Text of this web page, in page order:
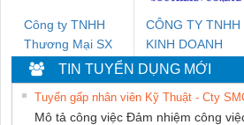
Công ty TNHH
Thương Mại SX
Ba Miền
CÔNG TY TNHH
KINH DOANH
DỊCH VỤ XNK
PHƯƠNG NAM
TIN TUYỂN DỤNG MỚI
Tuyển gấp nhân viên Kỹ Thuật - Cty
Mô tả công việc Đảm nhiệm công